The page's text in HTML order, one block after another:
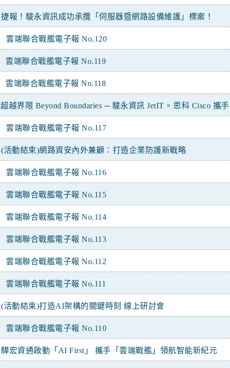
捷報！駿永資訊成功承攬「伺服器暨網路設備維護」標案！
雲端聯合戰艦電子報 No.120
雲端聯合戰艦電子報 No.119
雲端聯合戰艦電子報 No.118
超越界限 Beyond Boundaries ─ 駿永資訊 JetIT × 思科 Cisco 攜
雲端聯合戰艦電子報 No.117
(活動結束)網路資安內外兼顧：打造企業防護新戰略
雲端聯合戰艦電子報 No.116
雲端聯合戰艦電子報 No.115
雲端聯合戰艦電子報 No.114
雲端聯合戰艦電子報 No.113
雲端聯合戰艦電子報 No.112
雲端聯合戰艦電子報 No.111
(活動結束)打造AI架構的關鍵時刻 線上研討會
雲端聯合戰艦電子報 No.110
驊宏資通啟動「AI First」 攜手「雲端戰艦」領航智能新紀元